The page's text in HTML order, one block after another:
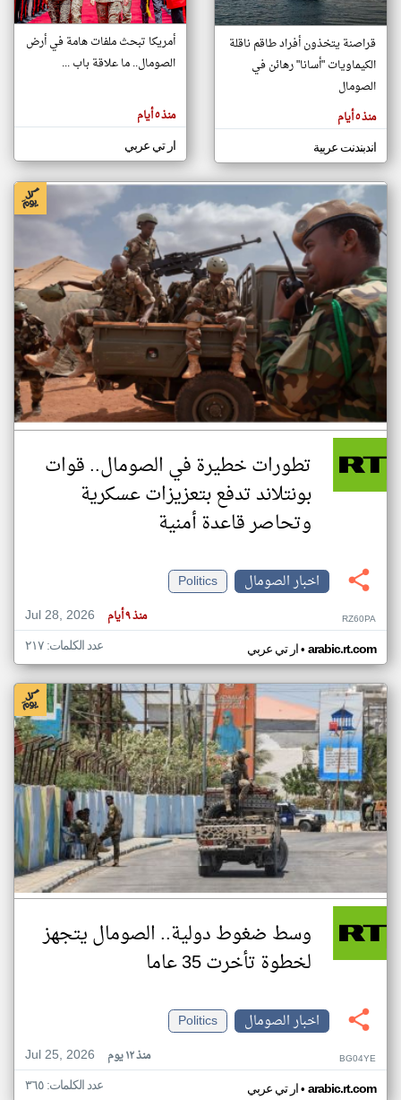
تغيير الدولة
اخبار الصومال على مدار الساعة
أهم اخبار الصومال العاجلة والمباشرة
المقالات
هنا عن
وجهة
كاتبيها.
قراصنة يتخذون أفراد طاقم ناقلة
الكيماويات "أسانا" رهائن في
الصومال
منذ ٥ أيام
اندبندنت عربية
أمريكا تبحث ملفات هامة في أرض
الصومال.. ما علاقة باب ...
منذ ٥ أيام
ار تي عربي
تطورات خطيرة في الصومال.. قوات
بونتلاند تدفع بتعزيزات عسكرية
وتحاصر قاعدة أمنية
اخبار الصومال
Politics
Jul 28, 2026
منذ ٩ أيام RZ60PA
ار تي عربي• arabic.rt.com عدد الكلمات: ٢١٧
وسط ضغوط دولية.. الصومال يتجهز
لخطوة تأخرت 35 عاما
اخبار الصومال
Politics
Jul 25, 2026
منذ ١٢ يوم BG04YE
ار تي عربي• arabic.rt.com عدد الكلمات: ٣٦٥
klyoum.com